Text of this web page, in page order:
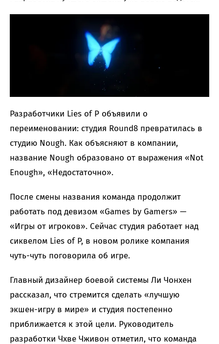
Разработчики Lies of P объявили о
переименовании: студия Round8 превратилась в
студию Nough. Как объясняют в компании,
название Nough образовано от выражения «Not
Enough», «Недостаточно».
После смены названия команда продолжит
работать под девизом «Games by Gamers» —
«Игры от игроков». Сейчас студия работает над
сиквелом Lies of P, в новом ролике компания
чуть-чуть поговорила об игре.
Главный дизайнер боевой системы Ли Чонхен
рассказал, что стремится сделать «лучшую
экшен-игру в мире» и студия постепенно
приближается к этой цели. Руководитель
разработки Чхве Чживон отметил, что команда